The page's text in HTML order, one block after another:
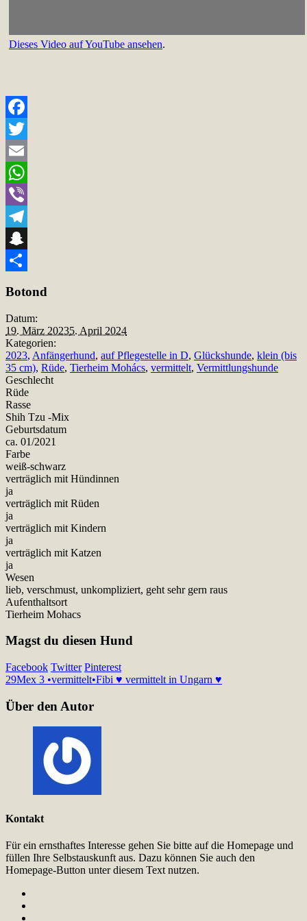
Dieses Video auf YouTube ansehen.
Facebook
Twitter
Email
WhatsApp
Viber
Telegram
Snapchat
Botond
Datum:
19. März 20235. April 2024
Kategorien:
2023, Anfängerhund, auf Pflegestelle in D, Glückshunde, klein (bis
35 cm), Rüde, Tierheim Mohács, vermittelt, Vermittlungshunde
Geschlecht
Rüde
Rasse
Shih Tzu -Mix
Geburtsdatum
ca. 01/2021
Farbe
weiß-schwarz
verträglich mit Hündinnen
ja
verträglich mit Rüden
ja
verträglich mit Kindern
ja
verträglich mit Katzen
ja
Wesen
lieb, verschmust, unkompliziert, geht sehr gern raus
Aufenthaltsort
Tierheim Mohacs
Magst du diesen Hund
Facebook Twitter Pinterest
29Mex 3 •vermittelt•Fibi ♥ vermittelt in Ungarn ♥
Über den Autor
Kontakt
Für ein ernsthaftes Interesse gehen Sie bitte auf die Homepage und
füllen Ihre Selbstauskunft aus. Dazu können Sie auch den
Homepage-Button unter diesem Text nutzen.